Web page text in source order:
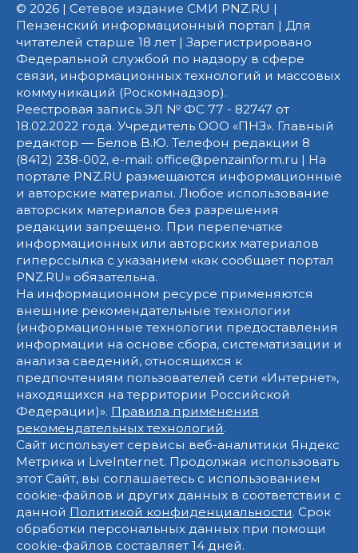
© 2026 | Сетевое издание СМИ PNZ.RU |
Пензенский информационный портал | Для
читателей старше 18 лет | Зарегистрировано
Федеральной службой по надзору в сфере
связи, информационных технологий и массовых
коммуникаций (Роскомнадзор).
Реестровая запись ЭЛ № ФС 77 - 82747 от
18.02.2022 года. Учредитель ООО «ПНЗ». Главный
редактор — Белов В.Ю. Телефон редакции 8
(8412) 238-002, e-mail: office@penzainform.ru | На
портале PNZ.RU размещаются информационные
и авторские материалы. Любое использование
авторских материалов без разрешения
редакции запрещено. При перепечатке
информационных или авторских материалов
гиперссылка с указанием «как сообщает портал
PNZ.RU» обязательна.
На информационном ресурсе применяются
внешние рекомендательные технологии
(информационные технологии предоставления
информации на основе сбора, систематизации и
анализа сведений, относящихся к
предпочтениям пользователей сети «Интернет»,
находящихся на территории Российской
Федерации)». Правила применения
рекомендательных технологий.
Сайт использует сервисы веб-аналитики Яндекс
Метрика и LiveInternet. Продолжая использовать
этот Сайт, вы соглашаетесь с использованием
cookie-файлов и других данных в соответствии с
данной Политикой конфиденциальности. Срок
обработки персональных данных при помощи
cookie-файлов составляет 14 дней.